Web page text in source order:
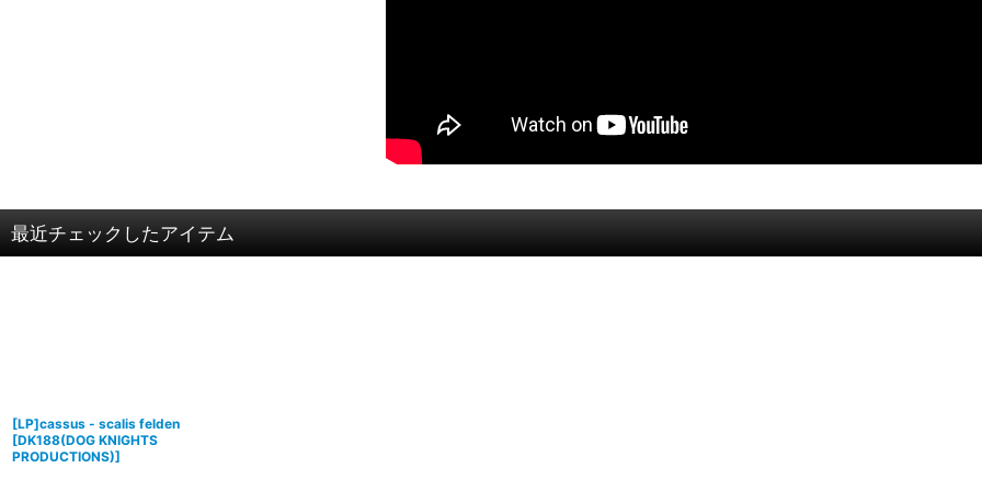
最近チェックしたアイテム
[LP]cassus - scalis felden
[DK188(DOG KNIGHTS
PRODUCTIONS)]